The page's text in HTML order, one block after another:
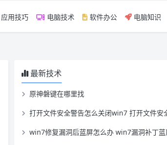
应用技巧 电脑技术 软件办公 电脑知识
最新技术
原神磐键在哪里找
打开文件安全警告怎么关闭win7 打开文件安全警告怎么关闭
win7修复漏洞后蓝屏怎么办 win7漏洞补丁蓝